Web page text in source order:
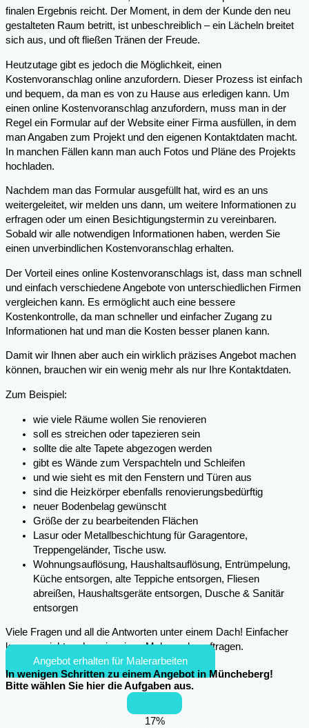
finalen Ergebnis reicht. Der Moment, in dem der Kunde den neu
gestalteten Raum betritt, ist unbeschreiblich – ein Lächeln breitet
sich aus, und oft fließen Tränen der Freude.
Heutzutage gibt es jedoch die Möglichkeit, einen
Kostenvoranschlag online anzufordern. Dieser Prozess ist einfach
und bequem, da man es von zu Hause aus erledigen kann. Um
einen online Kostenvoranschlag anzufordern, muss man in der
Regel ein Formular auf der Website einer Firma ausfüllen, in dem
man Angaben zum Projekt und den eigenen Kontaktdaten macht.
In manchen Fällen kann man auch Fotos und Pläne des Projekts
hochladen.
Nachdem man das Formular ausgefüllt hat, wird es an uns
weitergeleitet, wir melden uns dann, um weitere Informationen zu
erfragen oder um einen Besichtigungstermin zu vereinbaren.
Sobald wir alle notwendigen Informationen haben, werden Sie
einen unverbindlichen Kostenvoranschlag erhalten.
Der Vorteil eines online Kostenvoranschlags ist, dass man schnell
und einfach verschiedene Angebote von unterschiedlichen Firmen
vergleichen kann. Es ermöglicht auch eine bessere
Kostenkontrolle, da man schneller und einfacher Zugang zu
Informationen hat und man die Kosten besser planen kann.
Damit wir Ihnen aber auch ein wirklich präzises Angebot machen
können, brauchen wir ein wenig mehr als nur Ihre Kontaktdaten.
Zum Beispiel:
wie viele Räume wollen Sie renovieren
soll es streichen oder tapezieren sein
sollte die alte Tapete abgezogen werden
gibt es Wände zum Verspachteln und Schleifen
und wie sieht es mit den Fenstern und Türen aus
sind die Heizkörper ebenfalls renovierungsbedürftig
neuer Bodenbelag gewünscht
Größe der zu bearbeitenden Flächen
Lasur oder Metallbeschichtung für Garagentore,
Treppengeländer, Tische usw.
Wohnungsauflösung, Haushaltsauflösung, Entrümpelung,
Küche entsorgen, alte Teppiche entsorgen, Fliesen
abreißen, Haushaltsgeräte entsorgen, Dusche & Sanitär
entsorgen
Viele Fragen und all die Antworten unter einem Dach! Einfacher
kann es nicht mehr sein, einen Maler zu beauftragen.
Angebot erhalten für Malerarbeiten
In wenigen Schritten zu einem Angebot in Müncheberg!
Bitte wählen Sie hier die Aufgaben aus.
17%